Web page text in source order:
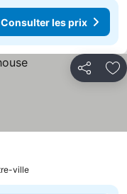
Consulter les prix
Partager
ville